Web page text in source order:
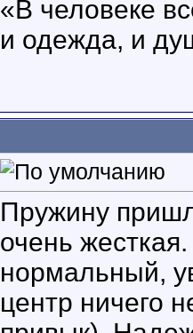
«В человеке
и одежда, и
Пружину
очень
нормальный,
центр ничего